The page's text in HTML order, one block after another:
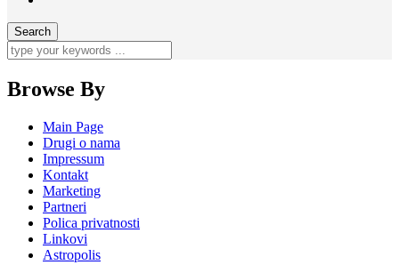
Browse By
Main Page
Drugi o nama
Impressum
Kontakt
Marketing
Partneri
Polica privatnosti
Linkovi
Astropolis